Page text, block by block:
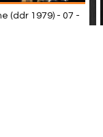
(ddr 1979) - 07 -